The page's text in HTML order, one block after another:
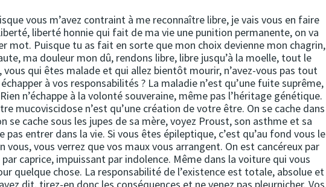
vous m’avez contraint à me reconnaître libre, je vais vous en faire
liberté honnie qui fait de ma vie une punition permanente, on va
mot. Puisque tu as fait en sorte que mon choix devienne mon chagrin,
ma douleur mon dû, rendons libre, libre jusqu’à la moelle, tout le
vous qui êtes malade et qui allez bientôt mourir, n’avez-vous pas tout
à vos responsabilités ? La maladie n’est qu’une fuite suprême,
n’échappe à la volonté souveraine, même pas l’héritage génétique.
mucoviscidose n’est qu’une création de votre être. On se cache dans
se cache sous les jupes de sa mère, voyez Proust, son asthme et sa
entrer dans la vie. Si vous êtes épileptique, c’est qu’au fond vous le
vous, vous verrez que vos maux vous arrangent. On est cancéreux par
caprice, impuissant par indolence. Même dans la voiture qui vous
quelque chose. La responsabilité de l’existence est totale, absolue et